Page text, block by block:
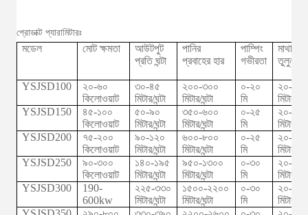
প্রোডাক্ট প্যারামিটারঃ
মডেল মোট ক্ষমতা
আউটপুট
প্রতি ঘন্টা
পানির
প্রবাহের হার
পাম্পিং
গভীরতা
মাথা
তুলুন
YSJSD100
২০-৬০
কিলোওয়াট
৩০-৪৫
মিটার/ঘন্টা
২০০-৩০০
মিটার/ঘন্টা
০-২০
মি
২০-৪০
মিটার
YSJSD150
৪৫-১০০
কিলোওয়াট
৫০-৯০
মিটার/ঘন্টা
৩৫০-৬০০
মিটার/ঘন্টা
০-২৫
মি
২০-৬৫
মিটার
YSJSD200
৭৫-২০০
কিলোওয়াট
৯০-১২০
মিটার/ঘন্টা
৬০০-৮০০
মিটার/ঘন্টা
০-২৫
মি
২০-৬৫
মিটার
YSJSD250
৯০-৩০০
কিলোওয়াট
১৪০-১৯৫
মিটার/ঘন্টা
৯৫০-১৩০০
মিটার/ঘন্টা
০-৩০
মি
২০-৬৫
মিটার
YSJSD300
190-
600kw
২২৫-৩৩০
মিটার/ঘন্টা
১৫০০-২২০০
মিটার/ঘন্টা
০-৩০
মি
২০-৬৫
মিটার